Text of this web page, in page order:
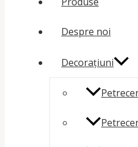
Despre noi
Decorațiuni